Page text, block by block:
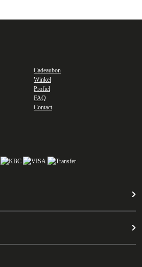
Cadeaubon
Winkel
Profiel
FAQ
Contact